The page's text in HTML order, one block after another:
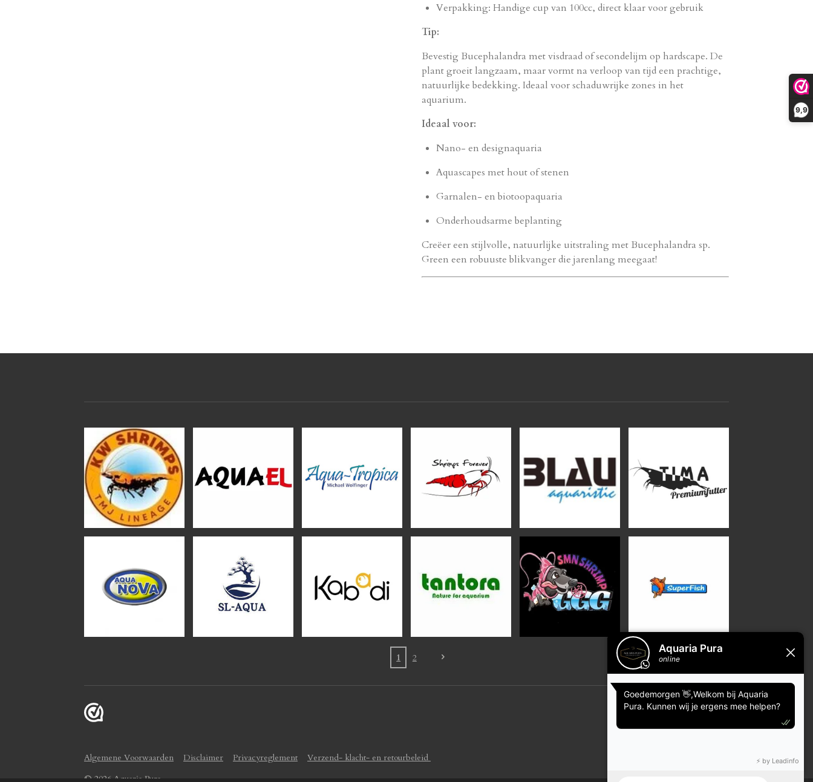
9,9
Verpakking: Handige cup van 100cc, direct klaar voor gebruik
Tip:
Bevestig Bucephalandra met visdraad of secondelijm op hardscape. De
plant groeit langzaam, maar vormt na verloop van tijd een prachtige,
natuurlijke bedekking. Ideaal voor schaduwrijke zones in het
aquarium.
Ideaal voor:
Nano- en designaquaria
Aquascapes met hout of stenen
Garnalen- en biotoopaquaria
Onderhoudsarme beplanting
Creëer een stijlvolle, natuurlijke uitstraling met Bucephalandra sp.
Green een robuuste blikvanger die jarenlang meegaat!
1 2
Algemene Voorwaarden Disclaimer Privacyreglement
Verzend- klacht- en retourbeleid
© 2026 Aquaria Pura